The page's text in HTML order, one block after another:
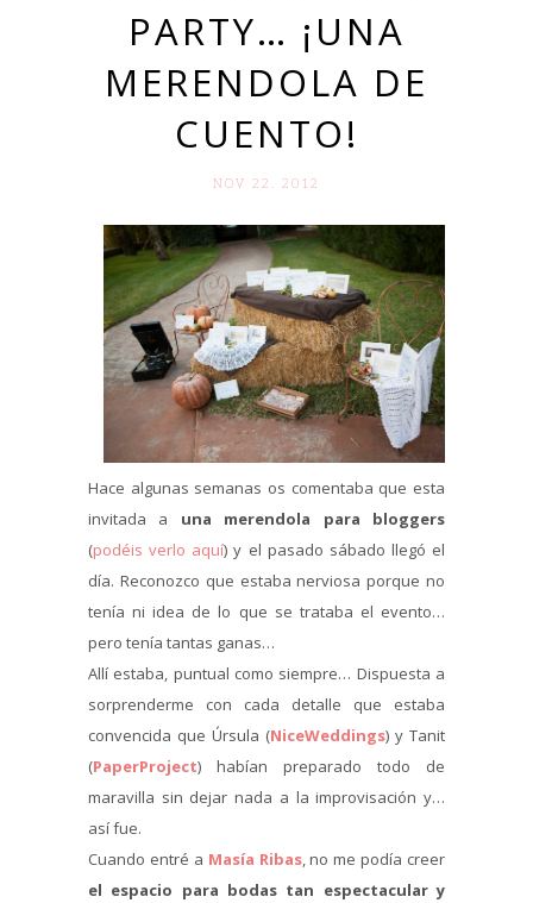
PARTY… ¡UNA
MERENDOLA DE
CUENTO!
NOV 22. 2012
Hace algunas semanas os comentaba que esta
invitada a una merendola para bloggers
(podéis verlo aquí) y el pasado sábado llegó el
día. Reconozco que estaba nerviosa porque no
tenía ni idea de lo que se trataba el evento…
pero tenía tantas ganas…
Allí estaba, puntual como siempre… Dispuesta a
sorprenderme con cada detalle que estaba
convencida que Úrsula (NiceWeddings) y Tanit
(PaperProject) habían preparado todo de
maravilla sin dejar nada a la improvisación y…
así fue.
Cuando entré a Masía Ribas, no me podía creer
el espacio para bodas tan espectacular y